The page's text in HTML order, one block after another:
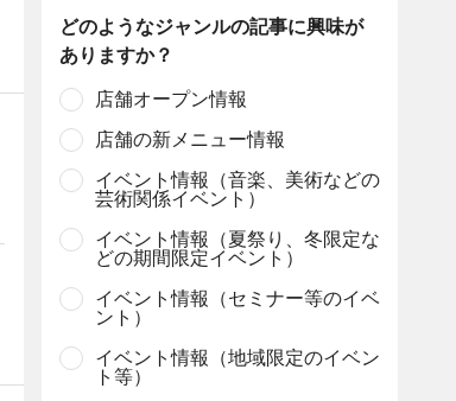
どのようなジャンルの記事に興味が
ありますか？
店舗オープン情報
店舗の新メニュー情報
イベント情報（音楽、美術などの
芸術関係イベント）
イベント情報（夏祭り、冬限定な
どの期間限定イベント）
イベント情報（セミナー等のイベ
ント）
イベント情報（地域限定のイベン
ト等）